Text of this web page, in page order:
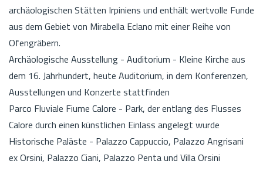
archäologischen Stätten Irpiniens und enthält wertvolle Funde
aus dem Gebiet von Mirabella Eclano mit einer Reihe von
Ofengräbern.
Archäologische Ausstellung - Auditorium - Kleine Kirche aus
dem 16. Jahrhundert, heute Auditorium, in dem Konferenzen,
Ausstellungen und Konzerte stattfinden
Parco Fluviale Fiume Calore - Park, der entlang des Flusses
Calore durch einen künstlichen Einlass angelegt wurde
Historische Paläste - Palazzo Cappuccio, Palazzo Angrisani
ex Orsini, Palazzo Ciani, Palazzo Penta und Villa Orsini